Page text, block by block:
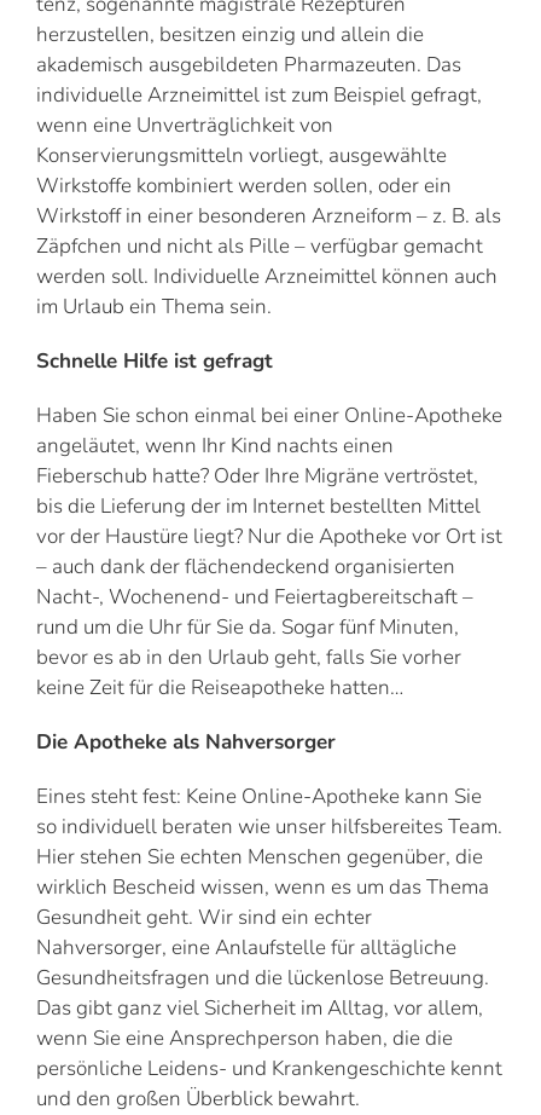
herzustellen, besitzen einzig und allein die
akademisch ausgebildeten Pharmazeuten. Das
individuelle Arzneimittel ist zum Beispiel gefragt,
wenn eine Unverträglichkeit von
Konservierungsmitteln vorliegt, ausgewählte
Wirkstoffe kombiniert werden sollen, oder ein
Wirkstoff in einer besonderen Arzneiform – z. B. als
Zäpfchen und nicht als Pille – verfügbar gemacht
werden soll. Individuelle Arzneimittel können auch
im Urlaub ein Thema sein.
Schnelle Hilfe ist gefragt
Haben Sie schon einmal bei einer Online-Apotheke
angeläutet, wenn Ihr Kind nachts einen
Fieberschub hatte? Oder Ihre Migräne vertröstet,
bis die Lieferung der im Internet bestellten Mittel
vor der Haustüre liegt? Nur die Apotheke vor Ort ist
– auch dank der flächendeckend organisierten
Nacht-, Wochenend- und Feiertagbereitschaft –
rund um die Uhr für Sie da. Sogar fünf Minuten,
bevor es ab in den Urlaub geht, falls Sie vorher
keine Zeit für die Reiseapotheke hatten…
Die Apotheke als Nahversorger
Eines steht fest: Keine Online-Apotheke kann Sie
so individuell beraten wie unser hilfsbereites Team.
Hier stehen Sie echten Menschen gegenüber, die
wirklich Bescheid wissen, wenn es um das Thema
Gesundheit geht. Wir sind ein echter
Nahversorger, eine Anlaufstelle für alltägliche
Gesundheitsfragen und die lückenlose Betreuung.
Das gibt ganz viel Sicherheit im Alltag, vor allem,
wenn Sie eine Ansprechperson haben, die die
persönliche Leidens- und Krankengeschichte kennt
und den großen Überblick bewahrt.